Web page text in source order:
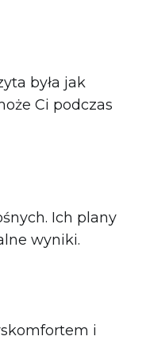
była jak
Ci podczas
Ich plany
wyniki.
i